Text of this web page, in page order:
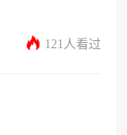
121人看过